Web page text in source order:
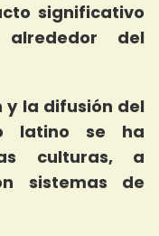
significativo
del
y la difusión del
latino se ha
culturas, a
sistemas de